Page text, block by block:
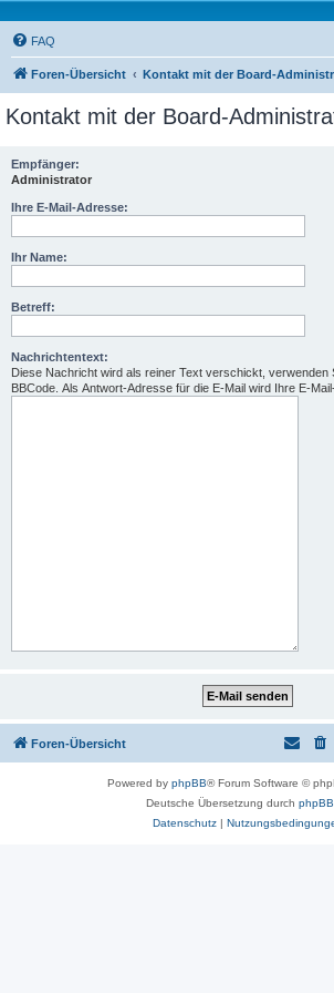
FAQ
Foren-Übersicht Kontakt mit der Board-
Kontakt mit der Board-
Empfänger:
Administrator
Ihre E-Mail-Adresse:
Ihr Name:
Betreff:
Nachrichtentext:
Diese Nachricht wird als reiner Text verschickt, verwenden
BBCode. Als Antwort-Adresse für die E-Mail wird Ihre E-
Foren-Übersicht
Powered by phpBB® Forum Software ©
Deutsche Übersetzung durch
Datenschutz|